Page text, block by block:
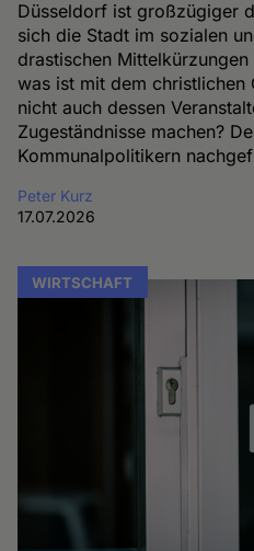
Düsseldorf ist großzügiger
sich die Stadt im sozialen
drastischen
was ist mit dem christlichen
nicht auch dessen
Zugeständnisse machen?
Kommunalpolitikern
Peter Kurz
17.07.2026
WIRTSCHAFT